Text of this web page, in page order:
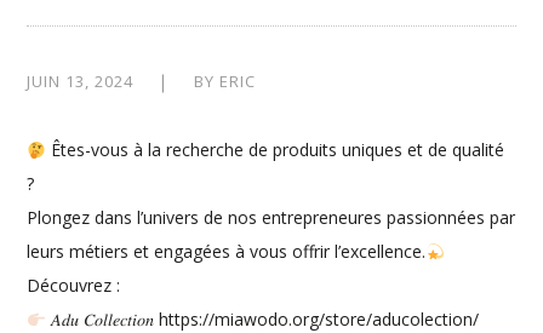
JUIN 13, 2024 BY ERIC
Êtes-vous à la recherche de produits uniques et de qualité
?
Plongez dans l’univers de nos entrepreneures passionnées par
leurs métiers et engagées à vous offrir l’excellence.
Découvrez :
𝐴𝑑𝑢 𝐶𝑜𝑙𝑙𝑒𝑐𝑡𝑖𝑜𝑛 https://miawodo.org/store/aducolection/